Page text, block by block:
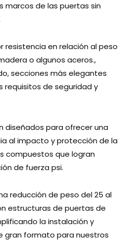
marcos de las puertas sin
resistencia en relación al peso
o algunos aceros.,
secciones más elegantes
requisitos de seguridad y
diseñados para ofrecer una
al impacto y protección de la
compuestos que logran
de fuerza psi.
reducción de peso del 25 al
estructuras de puertas de
la instalación y
gran formato para nuestros